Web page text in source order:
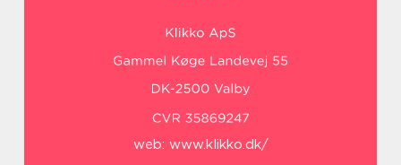
web: www.klikko.dk/